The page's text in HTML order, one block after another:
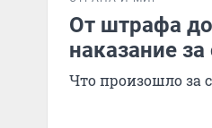
От штрафа
наказание
Что произошло за